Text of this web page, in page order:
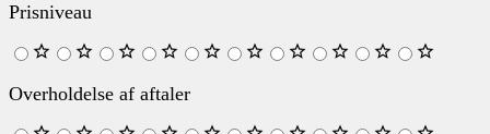
Prisniveau
Overholdelse af aftaler